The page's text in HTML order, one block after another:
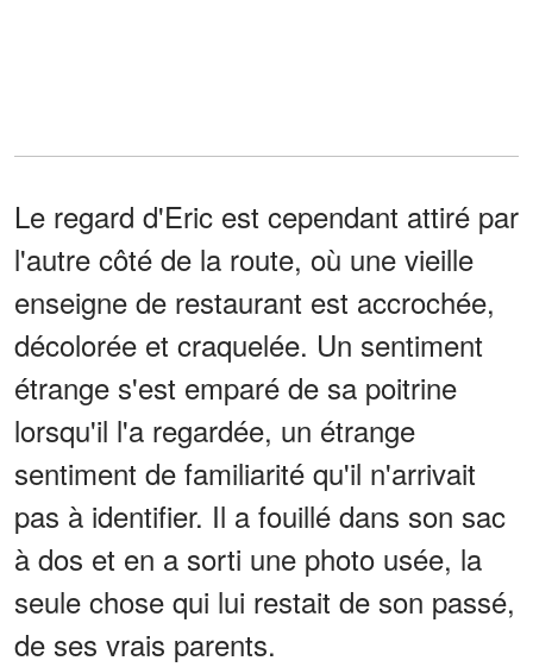
Le regard d'Eric est cependant attiré par
l'autre côté de la route, où une vieille
enseigne de restaurant est accrochée,
décolorée et craquelée. Un sentiment
étrange s'est emparé de sa poitrine
lorsqu'il l'a regardée, un étrange
sentiment de familiarité qu'il n'arrivait
pas à identifier. Il a fouillé dans son sac
à dos et en a sorti une photo usée, la
seule chose qui lui restait de son passé,
de ses vrais parents.